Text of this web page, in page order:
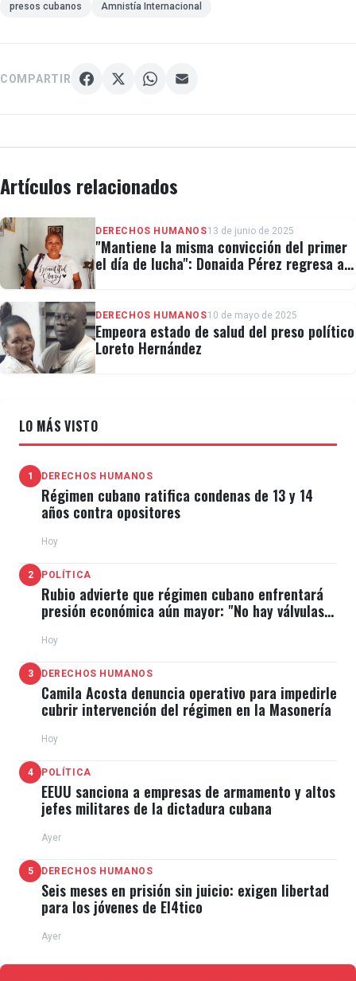
presos cubanos Amnistía Internacional
COMPARTIR
Artículos relacionados
DERECHOS HUMANOS13 de junio de 2025
"Mantiene la misma convicción del primer
el día de lucha": Donaida Pérez regresa a
DERECHOS HUMANOS10 de mayo de 2025
Empeora estado de salud del preso político
Loreto Hernández
LO MÁS VISTO
1 DERECHOS HUMANOS
Régimen cubano ratifica condenas de 13 y 14
años contra opositores
Hoy
2 POLÍTICA
Rubio advierte que régimen cubano enfrentará
presión económica aún mayor: "No hay válvulas
Hoy
3 DERECHOS HUMANOS
Camila Acosta denuncia operativo para impedirle
cubrir intervención del régimen en la Masonería
Hoy
4 POLÍTICA
EEUU sanciona a empresas de armamento y altos
jefes militares de la dictadura cubana
Ayer
5 DERECHOS HUMANOS
Seis meses en prisión sin juicio: exigen libertad
para los jóvenes de El4tico
Ayer